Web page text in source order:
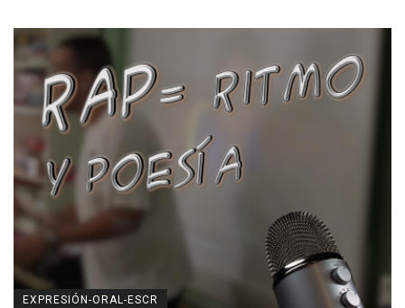
EXPRESIÓN-ORAL-ESCR